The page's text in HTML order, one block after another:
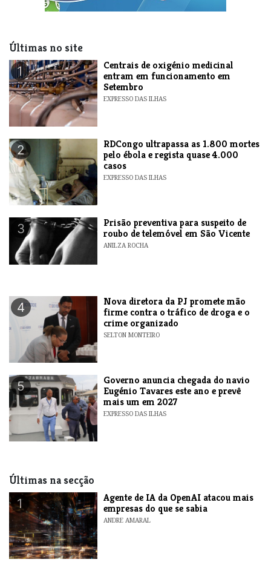
Últimas no site
1
Centrais de oxigénio medicinal
entram em funcionamento em
Setembro
EXPRESSO DAS ILHAS
2
RDCongo ultrapassa as 1.800 mortes
pelo ébola e regista quase 4.000
casos
EXPRESSO DAS ILHAS
3
Prisão preventiva para suspeito de
roubo de telemóvel em São Vicente
ANILZA ROCHA
4
Nova diretora da PJ promete mão
firme contra o tráfico de droga e o
crime organizado
SELTON MONTEIRO
5
Governo anuncia chegada do navio
Eugénio Tavares este ano e prevê
mais um em 2027
EXPRESSO DAS ILHAS
Últimas na secção
1
Agente de IA da OpenAI atacou mais
empresas do que se sabia
ANDRE AMARAL